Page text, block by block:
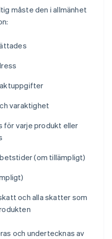
måste den i allmänhet
varaktighet
för varje produkt eller
(om tillämpligt)
och alla skatter som
och undertecknas av